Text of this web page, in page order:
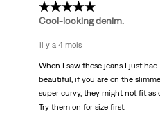
5 étoile(s) sur 5.
Cool-looking denim.
il y a 4 mois
When I saw these jeans I just
beautiful, if you are on the
super curvy, they might not fit as
Try them on for size first.